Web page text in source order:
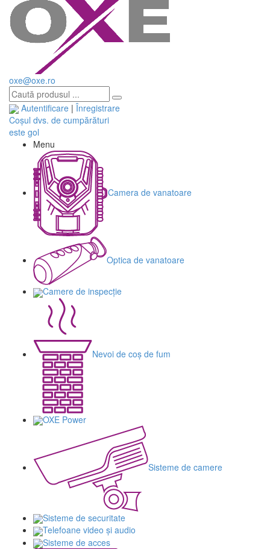
oxe@oxe.ro
Autentificare | Înregistrare
Coșul dvs. de cumpărături
este gol
Menu
Camera de vanatoare
Optica de vanatoare
Camere de inspecție
Nevoi de coș de fum
OXE Power
Sisteme de camere
Sisteme de securitate
Telefoane video și audio
Sisteme de acces